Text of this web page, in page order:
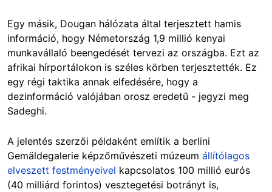
Egy másik, Dougan hálózata által terjesztett hamis
információ, hogy Németország 1,9 millió kenyai
munkavállaló beengedését tervezi az országba. Ezt az
afrikai hírportálokon is széles körben terjesztették. Ez
egy régi taktika annak elfedésére, hogy a
dezinformáció valójában orosz eredetű - jegyzi meg
Sadeghi.
A jelentés szerzői példaként említik a berlini
Gemäldegalerie képzőművészeti múzeum állítólagos
elveszett festményeivel kapcsolatos 100 millió eurós
(40 milliárd forintos) vesztegetési botrányt is,